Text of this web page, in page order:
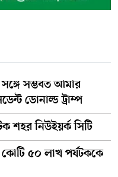
সঙ্গে সম্ভবত আমার
ডোনাল্ড ট্রাম্প
শহর নিউইয়র্ক সিটি
৫০ লাখ পর্যটককে